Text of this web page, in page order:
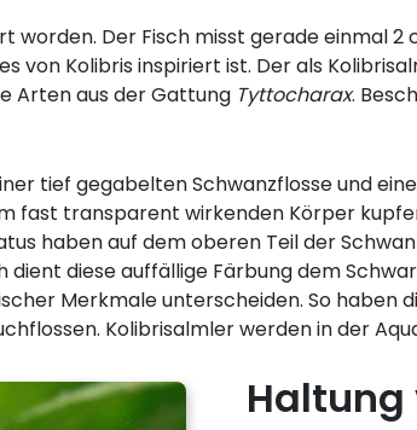
Der Fisch misst gerade einmal 2
von Kolibris inspiriert ist. Der als
Arten aus der Gattung Tyttocharax.
tief gegabelten Schwanzflosse und
fast transparent wirkenden Körper
haben auf dem oberen Teil der
diese auffällige Färbung dem
Merkmale unterscheiden. So haben
Kolibrisalmler werden in der